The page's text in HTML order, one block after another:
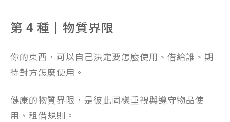
第 4 種｜物質界限
你的東西，可以自己決定要怎麼使用、借給誰、期
待對方怎麼使用。
健康的物質界限，是彼此同樣重視與遵守物品使
用、租借規則。